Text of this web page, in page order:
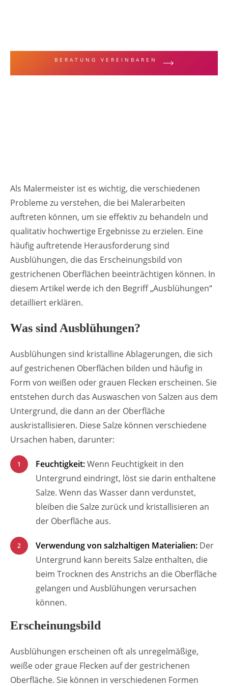
BERATUNG VEREINBAREN
Als Malermeister ist es wichtig, die verschiedenen
Probleme zu verstehen, die bei Malerarbeiten
auftreten können, um sie effektiv zu behandeln und
qualitativ hochwertige Ergebnisse zu erzielen. Eine
häufig auftretende Herausforderung sind
Ausblühungen, die das Erscheinungsbild von
gestrichenen Oberflächen beeinträchtigen können. In
diesem Artikel werde ich den Begriff „Ausblühungen“
detailliert erklären.
Was sind Ausblühungen?
Ausblühungen sind kristalline Ablagerungen, die sich
auf gestrichenen Oberflächen bilden und häufig in
Form von weißen oder grauen Flecken erscheinen. Sie
entstehen durch das Auswaschen von Salzen aus dem
Untergrund, die dann an der Oberfläche
auskristallisieren. Diese Salze können verschiedene
Ursachen haben, darunter:
Feuchtigkeit:Wenn Feuchtigkeit in den
Untergrund eindringt, löst sie darin enthaltene
Salze. Wenn das Wasser dann verdunstet,
bleiben die Salze zurück und kristallisieren an
der Oberfläche aus.
Verwendung von salzhaltigen Materialien: Der
Untergrund kann bereits Salze enthalten, die
beim Trocknen des Anstrichs an die Oberfläche
gelangen und Ausblühungen verursachen
können.
Erscheinungsbild
Ausblühungen erscheinen oft als unregelmäßige,
weiße oder graue Flecken auf der gestrichenen
Oberfläche. Sie können in verschiedenen Formen